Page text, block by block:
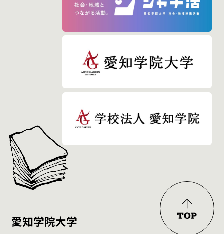
愛知学院大学